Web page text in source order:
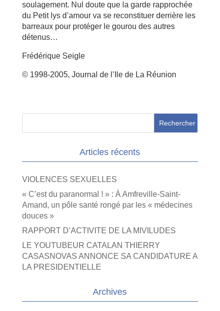
soulagement. Nul doute que la garde rapprochée
du Petit lys d’amour va se reconstituer derrière les
barreaux pour protéger le gourou des autres
détenus…
Frédérique Seigle
© 1998-2005, Journal de l’Ile de La Réunion
Articles récents
VIOLENCES SEXUELLES
« C’est du paranormal ! » : À Amfreville-Saint-
Amand, un pôle santé rongé par les « médecines
douces »
RAPPORT D’ACTIVITE DE LA MIVILUDES
LE YOUTUBEUR CATALAN THIERRY
CASASNOVAS ANNONCE SA CANDIDATURE A
LA PRESIDENTIELLE
Archives